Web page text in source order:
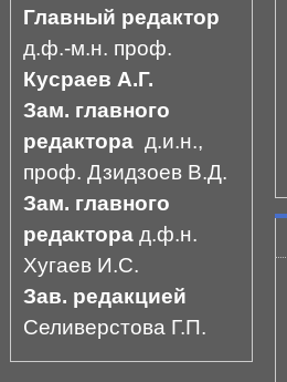
Главный редактор
д.ф.-м.н. проф.
Кусраев А.Г.
Зам. главного
редактора д.и.н.,
проф. Дзидзоев В.Д.
Зам. главного
редактора д.ф.н.
Хугаев И.С.
Зав. редакцией
Селиверстова Г.П.